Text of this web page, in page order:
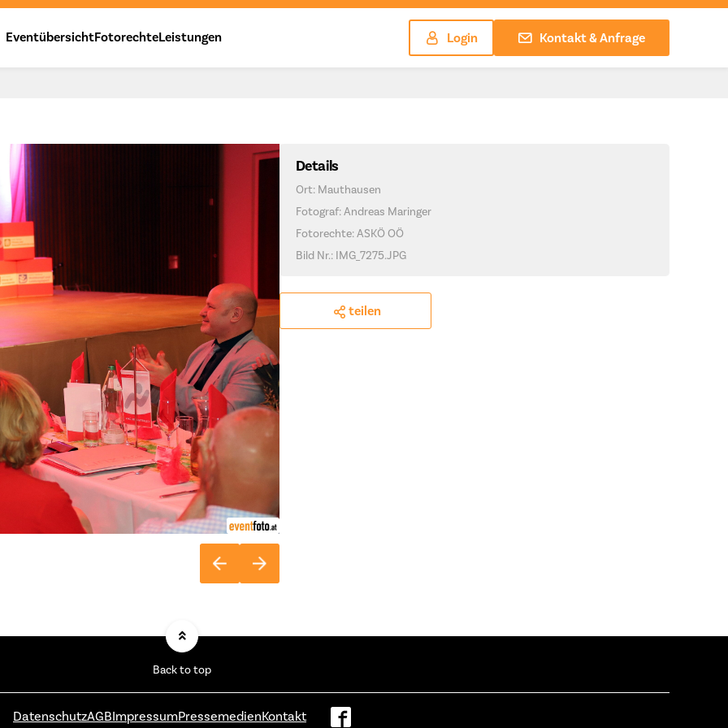
EventübersichtFotorechteLeistungen Login Kontakt & Anfrage
Details
Ort: Mauthausen
Fotograf: Andreas Maringer
Fotorechte: ASKÖ OÖ
Bild Nr.: IMG_7275.JPG
teilen
Back to top
DatenschutzAGBImpressumPressemedienKontakt